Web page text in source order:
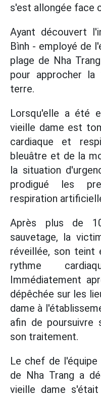
s'est allongée face
Ayant découvert
Bình - employé de
plage de Nha
pour approcher
terre.
Lorsqu'elle a été
vieille dame est
cardiaque et
bleuâtre et de la
la situation
prodigué les
respiration
Après plus de
sauvetage, la
réveillée, son teint
rythme
Immédiatement
dépêchée sur les
dame à
afin de poursuivre
son traitement.
Le chef de
de Nha Trang a
vieille dame